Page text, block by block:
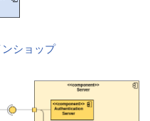
ショップ